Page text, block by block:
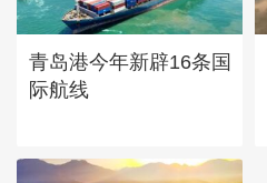
青岛港今年新辟16条国
际航线